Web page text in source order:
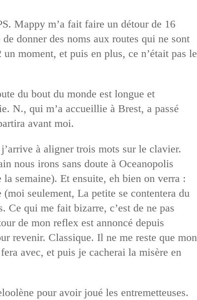
Mappy m’a fait faire un détour de 16
donner des noms aux routes qui ne sont
moment, et puis en plus, ce n’était pas le
du bout du monde est longue et
N., qui m’a accueillie à Brest, a passé
avant moi.
à aligner trois mots sur le clavier.
nous irons sans doute à Oceanopolis
semaine). Et ensuite, eh bien on verra :
seulement, La petite se contentera du
Ce qui me fait bizarre, c’est de ne pas
de mon reflex est annoncé depuis
revenir. Classique. Il ne me reste que mon
avec, et puis je cacherai la misère en
pour avoir joué les entremetteuses.